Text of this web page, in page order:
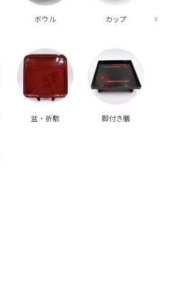
ボウル カップ ポッ
盆・折敷 脚付き膳